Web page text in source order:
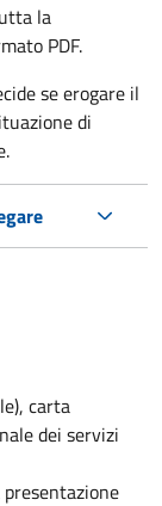
la
PDF.
se erogare il
di
carta
dei servizi